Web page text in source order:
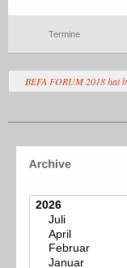
Termine
BEFA FORUM 2018 hat